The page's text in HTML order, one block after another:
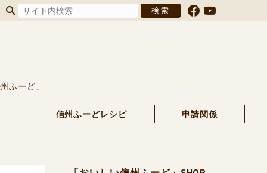
ふーど」
信州ふーどレシピ 申請関係